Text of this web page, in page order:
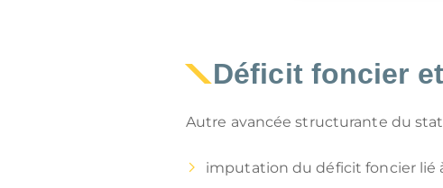
Déficit foncier
Autre avancée structurante du
imputation du déficit foncier lié